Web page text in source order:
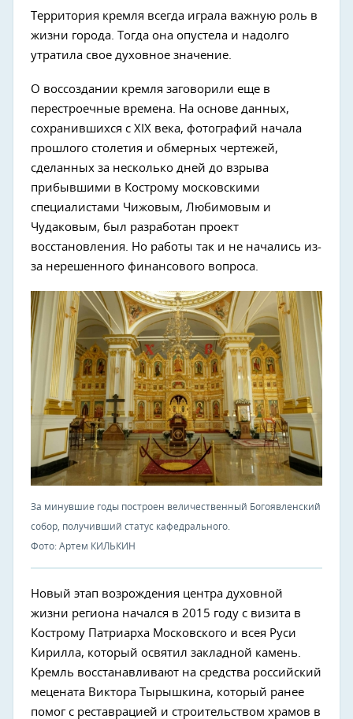
Территория кремля всегда играла важную роль в
жизни города. Тогда она опустела и надолго
утратила свое духовное значение.
О воссоздании кремля заговорили еще в
перестроечные времена. На основе данных,
сохранившихся с XIX века, фотографий начала
прошлого столетия и обмерных чертежей,
сделанных за несколько дней до взрыва
прибывшими в Кострому московскими
специалистами Чижовым, Любимовым и
Чудаковым, был разработан проект
восстановления. Но работы так и не начались из-
за нерешенного финансового вопроса.
За минувшие годы построен величественный Богоявленский
собор, получивший статус кафедрального.
Фото: Артем КИЛЬКИН
Новый этап возрождения центра духовной
жизни региона начался в 2015 году с визита в
Кострому Патриарха Московского и всея Руси
Кирилла, который освятил закладной камень.
Кремль восстанавливают на средства российский
мецената Виктора Тырышкина, который ранее
помог с реставрацией и строительством храмов в